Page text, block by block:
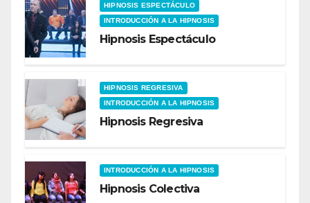
HIPNOSIS ESPECTÁCULO
INTRODUCCIÓN A LA HIPNOSIS
Hipnosis Espectáculo
HIPNOSIS REGRESIVA
INTRODUCCIÓN A LA HIPNOSIS
Hipnosis Regresiva
INTRODUCCIÓN A LA HIPNOSIS
Hipnosis Colectiva